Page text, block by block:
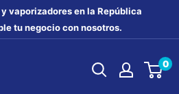
vaporizadores en la República
tu negocio con nosotros.
0